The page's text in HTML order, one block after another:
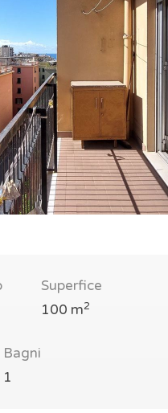
Superfice
100 m2
Bagni
1